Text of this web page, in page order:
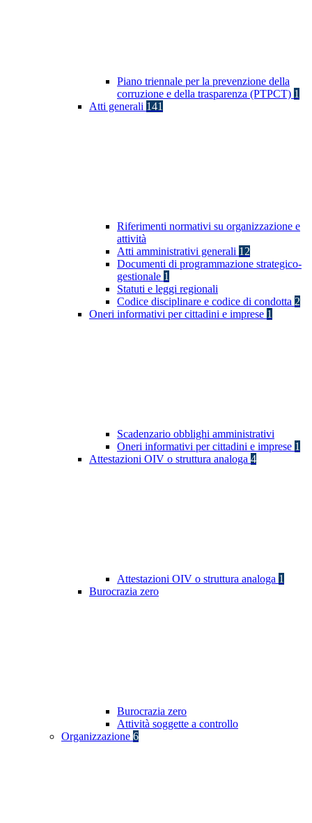
Piano triennale per la prevenzione della
corruzione e della trasparenza (PTPCT) 1
Atti generali 141
Riferimenti normativi su organizzazione e
attività
Atti amministrativi generali 12
Documenti di programmazione strategico-
gestionale 1
Statuti e leggi regionali
Codice disciplinare e codice di condotta 2
Oneri informativi per cittadini e imprese 1
Scadenzario obblighi amministrativi
Oneri informativi per cittadini e imprese 1
Attestazioni OIV o struttura analoga 4
Attestazioni OIV o struttura analoga 1
Burocrazia zero
Burocrazia zero
Attività soggette a controllo
Organizzazione 6